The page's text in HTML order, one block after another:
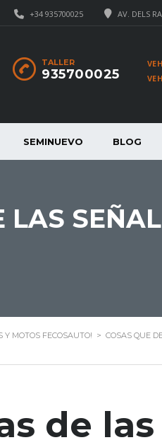
AV. DELS
+34 935700025
TALLER
935700025
SEMINUEVO BLOG
Y MOTOS FECOSAUTO! > COSAS QUE
de las